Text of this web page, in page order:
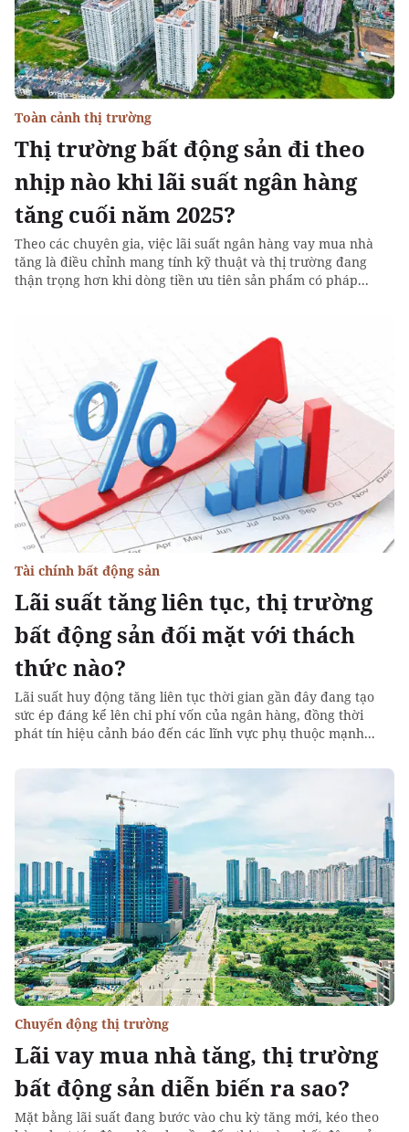
Thị trường bất động sản đi theo
nhịp nào khi lãi suất ngân hàng
tăng cuối năm 2025?
Toàn cảnh thị trường
Theo các chuyên gia, việc lãi suất ngân hàng vay mua nhà
tăng là điều chỉnh mang tính kỹ thuật và thị trường đang
thận trọng hơn khi dòng tiền ưu tiên sản phẩm có pháp...
Lãi suất tăng liên tục, thị trường
bất động sản đối mặt với thách
thức nào?
Tài chính bất động sản
Lãi suất huy động tăng liên tục thời gian gần đây đang tạo
sức ép đáng kể lên chi phí vốn của ngân hàng, đồng thời
phát tín hiệu cảnh báo đến các lĩnh vực phụ thuộc mạnh...
Lãi vay mua nhà tăng, thị trường
bất động sản diễn biến ra sao?
Chuyển động thị trường
Mặt bằng lãi suất đang bước vào chu kỳ tăng mới, kéo theo